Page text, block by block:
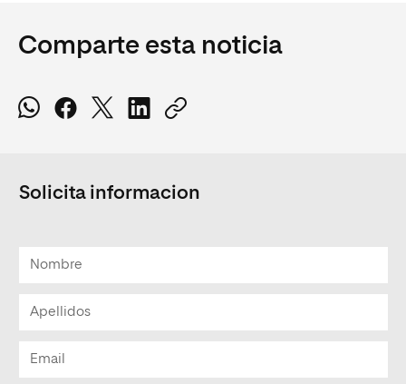
Comparte esta noticia
Solicita informacion